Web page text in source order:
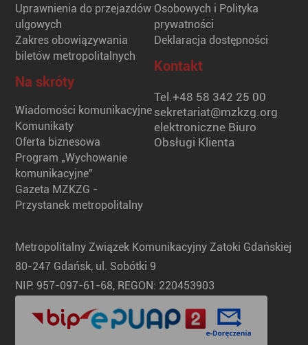
Uprawnienia do przejazdów
ulgowych
Zakres obowiązywania
biletów metropolitalnych
Na skróty
Wiadomości komunikacyjne
Komunikaty
Oferta biznesowa
Program „Wychowanie
komunikacyjne”
Gazeta MZKZG -
Przystanek metropolitalny
Osobowych i Polityka
prywatności
Deklaracja dostępności
Kontakt
Tel.+48 58 342 25 00
sekretariat@mzkzg.org
elektroniczne Biuro
Obsługi Klienta
Metropolitalny Związek Komunikacyjny Zatoki Gdańskiej
80-247 Gdańsk, ul. Sobótki 9
NIP: 957-097-61-68, REGON: 220453903